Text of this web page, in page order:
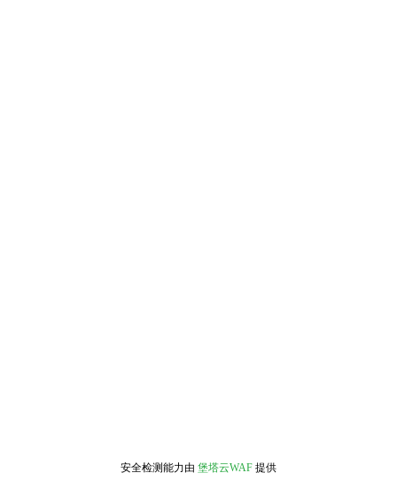
安全检测能力由 堡塔云WAF 提供